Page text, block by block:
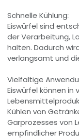
Schnelle Kühlung:
Eiswürfel sind
der Verarbeitung,
halten. Dadurch
verlangsamt und
Vielfältige
Eiswürfel können
Kühlen von
Garprozesses von
empfindlicher